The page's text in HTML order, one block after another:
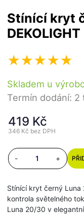
Stínící kryt
DEKOLIGHT
Skladem u
Termín dodání: 2
419 Kč
346 Kč bez DPH
- +
Stínící kryt černý Luna
kontrola světelného
Luna 20/30 v